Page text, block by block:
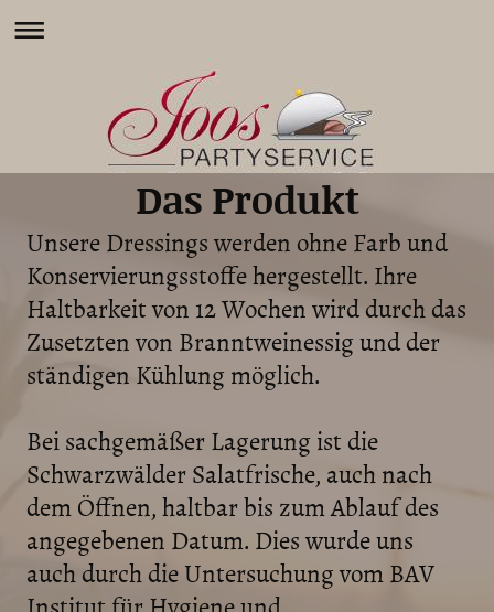
Das Produkt
Unsere Dressings werden ohne Farb und
Konservierungsstoffe hergestellt. Ihre
Haltbarkeit von 12 Wochen wird durch das
Zusetzten von Branntweinessig und der
ständigen Kühlung möglich.
Bei sachgemäßer Lagerung ist die
Schwarzwälder Salatfrische, auch nach
dem Öffnen, haltbar bis zum Ablauf des
angegebenen Datum. Dies wurde uns
auch durch die Untersuchung vom BAV